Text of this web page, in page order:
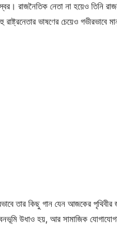
রাজনৈতিক নেতা না হয়েও তিনি
ভাষণের চেয়েও গভীরভাবে
তার কিছু গান যেন আজকের
বনভূমি উধাও হয়, আর সামাজিক